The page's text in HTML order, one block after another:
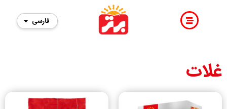
فارسی
English
غلات